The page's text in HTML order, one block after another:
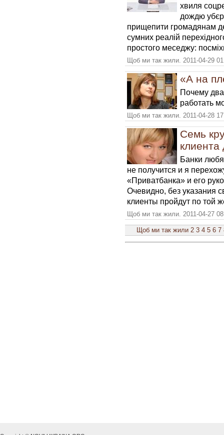
хвиля
дождю
прищепити громадянам
сумних реалій
простого меседжу:
Щоб ми так жили. 2011-04-29
«А на
Почему
работать
Щоб ми так жили. 2011-04-28
Семь
клиента
Банки
не получится и я
«Приватбанка» и его
Очевидно, без указания
клиенты пройдут по той
Щоб ми так жили. 2011-04-27
Щоб ми так жили 2 3 4 5 6 7